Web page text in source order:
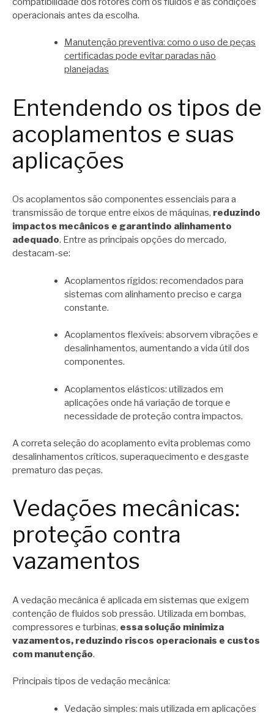
operacionais antes da escolha.
Manutenção preventiva: como o uso de peças
certificadas pode evitar paradas não
planejadas
Entendendo os tipos de
acoplamentos e suas
aplicações
Os acoplamentos são componentes essenciais para a
transmissão de torque entre eixos de máquinas, reduzindo
impactos mecânicos e garantindo alinhamento
adequado. Entre as principais opções do mercado,
destacam-se:
Acoplamentos rígidos: recomendados para
sistemas com alinhamento preciso e carga
constante.
Acoplamentos flexíveis: absorvem vibrações e
desalinhamentos, aumentando a vida útil dos
componentes.
Acoplamentos elásticos: utilizados em
aplicações onde há variação de torque e
necessidade de proteção contra impactos.
A correta seleção do acoplamento evita problemas como
desalinhamentos críticos, superaquecimento e desgaste
prematuro das peças.
Vedações mecânicas:
proteção contra
vazamentos
A vedação mecânica é aplicada em sistemas que exigem
contenção de fluidos sob pressão. Utilizada em bombas,
compressores e turbinas, essa solução minimiza
vazamentos, reduzindo riscos operacionais e custos
com manutenção.
Principais tipos de vedação mecânica:
Vedação simples: mais utilizada em aplicações